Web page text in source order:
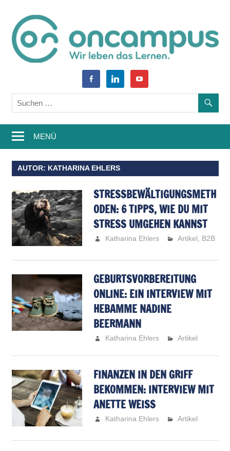
springen
oncampus-
Blog
–
Weiterbildung,
Studium,
Wissen
Learning
facebook-
alt
linkedin youtube
MENÜ
AUTOR: KATHARINA EHLERS
STRESSBEWÄLTIGUNGSMETH
ODEN: 6 TIPPS, WIE DU MIT
STRESS UMGEHEN KANNST
Katharina Ehlers Artikel, B2B
GEBURTSVORBEREITUNG
ONLINE: EIN INTERVIEW MIT
HEBAMME NADINE
BEERMANN
Katharina Ehlers Artikel
FINANZEN IN DEN GRIFF
BEKOMMEN: INTERVIEW MIT
ANETTE WEISS
Katharina Ehlers Artikel